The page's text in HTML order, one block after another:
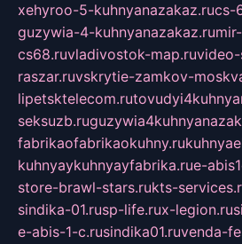
xehyroo-5-kuhnyanazakaz.rucs-
guzywia-4-kuhnyanazakaz.ru
cs68.ruvladivostok-map.ruvideo-
raszar.ruvskrytie-zamkov-
lipetsktelecom.ru
seksuzb.ru
fabrikaofabrikaokuhny.ru
kuhnyaykuhnyayfabrika.rue-
store-brawl-stars.rukts-
sindika-01.rusp-life.rux-legion.ru
e-abis-1-c.rusindika01.ruvenda-